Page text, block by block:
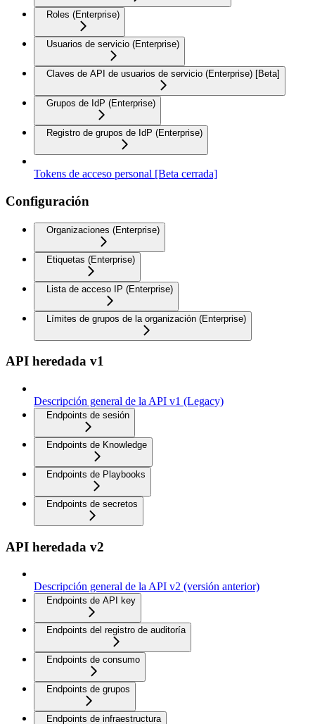
Roles (Enterprise)
Usuarios de servicio (Enterprise)
Claves de API de usuarios de servicio (Enterprise) [Beta]
Grupos de IdP (Enterprise)
Registro de grupos de IdP (Enterprise)
Tokens de acceso personal [Beta cerrada]
Configuración
Organizaciones (Enterprise)
Etiquetas (Enterprise)
Lista de acceso IP (Enterprise)
Límites de grupos de la organización (Enterprise)
API heredada v1
Descripción general de la API v1 (Legacy)
Endpoints de sesión
Endpoints de Knowledge
Endpoints de Playbooks
Endpoints de secretos
API heredada v2
Descripción general de la API v2 (versión anterior)
Endpoints de API key
Endpoints del registro de auditoría
Endpoints de consumo
Endpoints de grupos
Endpoints de infraestructura